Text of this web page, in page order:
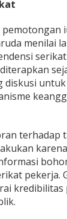
menilai
diskusi untuk
terhadap
pekerja.
kredibilitas